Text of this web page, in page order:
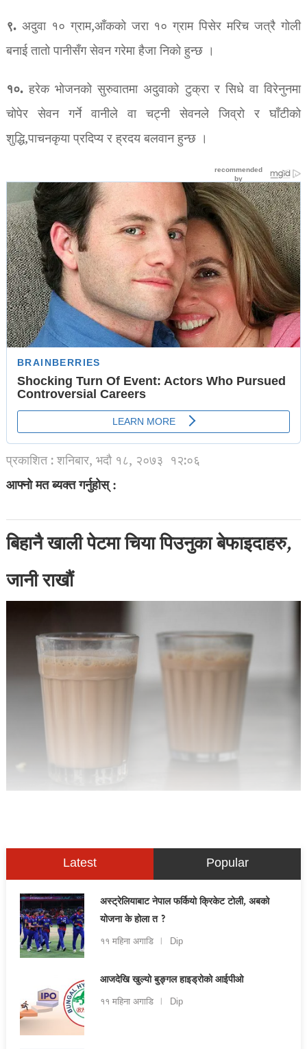
९.अदुवा १० ग्राम,आँकको जरा १० ग्राम पिसेर मरिच जत्रै गोली
बनाई तातो पानीसँग सेवन गरेमा हैजा निको हुन्छ ।
१०.हरेक भोजनको सुरुवातमा अदुवाको टुक्रा र सिधे वा विरेनुनमा
चोपेर सेवन गर्ने वानीले वा चट्नी सेवनले जिव्रो र घाँटीको
शुद्धि,पाचनकृया प्रदिप्य र ह्रदय बलवान हुन्छ ।
प्रकाशित : शनिबार, भदौ १८, २०७३ १२:०६
आफ्नो मत ब्यक्त गर्नुहोस् :
बिहानै खाली पेटमा चिया पिउनुका बेफाइदाहरु,
जानी राखौं
Latest Popular
अस्ट्रेलियाबाट नेपाल फर्कियो क्रिकेट टोली, अबको
योजना के होला त ?
११ महिना अगाडि Dip
आजदेखि खुल्यो बुङ्गल हाइड्रोको आईपीओ
११ महिना अगाडि Dip